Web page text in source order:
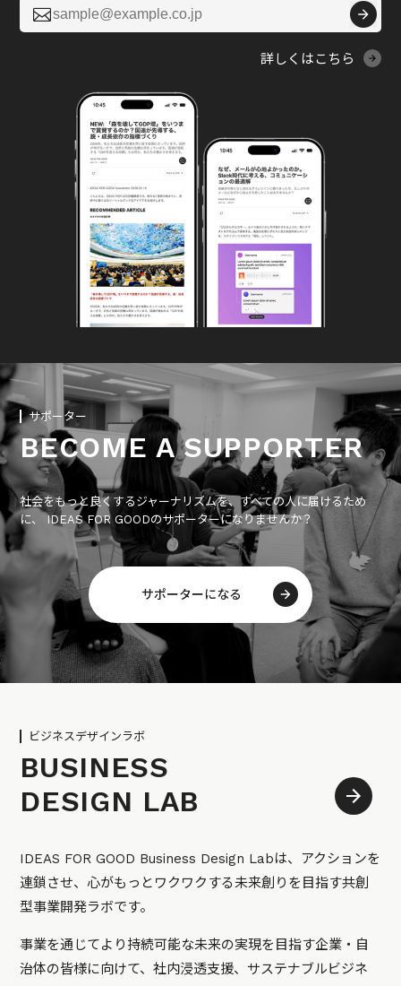

詳しくはこちら
サポーター
BECOME A SUPPORTER
社会をもっと良くするジャーナリズムを、すべての人に届けるため
に、 IDEAS FOR GOODのサポーターになりませんか？
サポーターになる
ビジネスデザインラボ
BUSINESS
DESIGN LAB
IDEAS FOR GOOD Business Design Labは、アクションを
連鎖させ、心がもっとワクワクする未来創りを目指す共創
型事業開発ラボです。
事業を通じてより持続可能な未来の実現を目指す企業・自
治体の皆様に向けて、社内浸透支援、サステナブルビジネ